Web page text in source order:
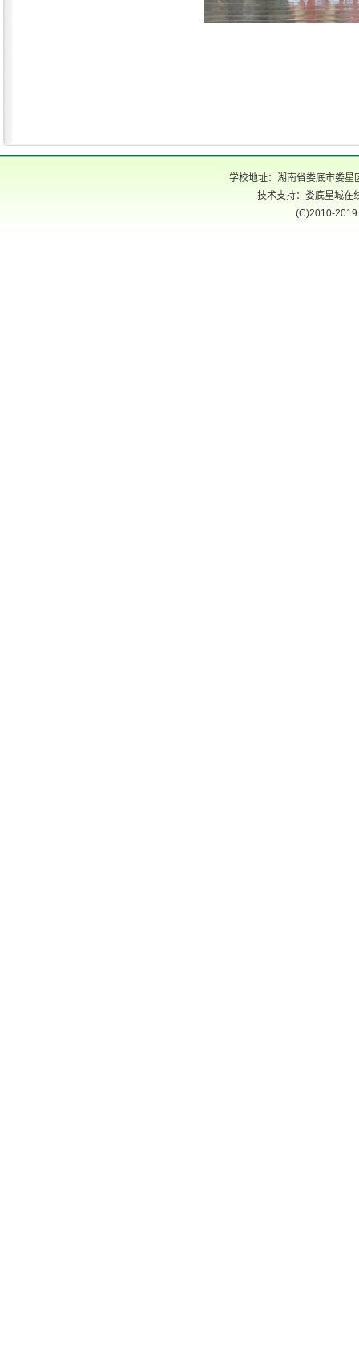
学校地址：湖南省娄底市娄
技术支持：娄底星城
(C)2010-